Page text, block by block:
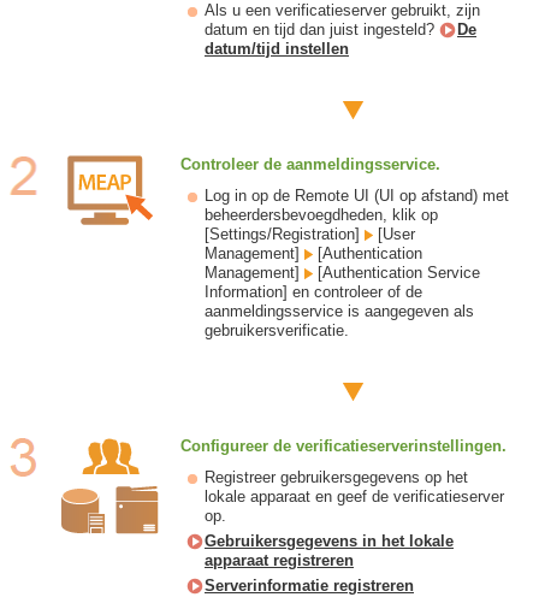
Als u een verificatieserver gebruikt, zijn
datum en tijd dan juist ingesteld?
De
datum/tijd instellen
Controleer de aanmeldingsservice.
Log in op de Remote UI (UI op afstand) met
beheerdersbevoegdheden, klik op
[Settings/Registration]
[User
Management]
[Authentication
Management]
[Authentication Service
Information] en controleer of de
aanmeldingsservice is aangegeven als
gebruikersverificatie.
Configureer de verificatieserverinstellingen.
Registreer gebruikersgegevens op het
lokale apparaat en geef de verificatieserver
op.
Gebruikersgegevens in het lokale
apparaat registreren
Serverinformatie registreren